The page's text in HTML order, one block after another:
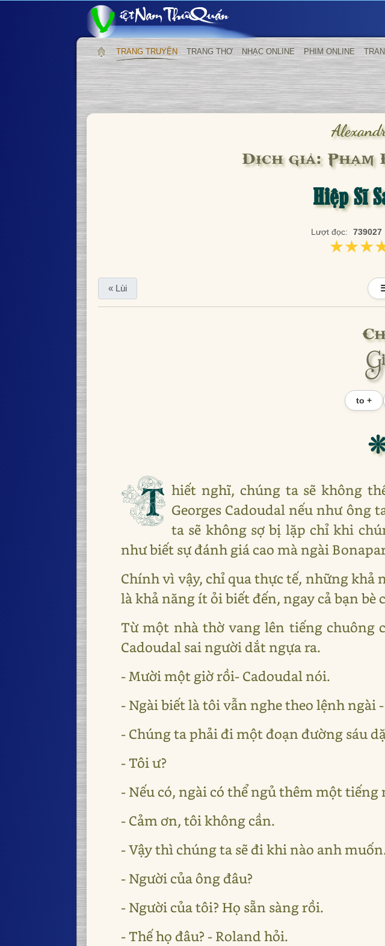
TRANG TRUYỆN TRANG THƠ NHẠC ONLINE PHIM ONLINE
Dịch giả: Phạm
Hiệp Sĩ
Lượt đọc: 739027
« Lùi
to +
T hiết nghĩ, chúng ta sẽ không
Georges Cadoudal nếu như
ta sẽ không sợ bị lặp chỉ khi
như biết sự đánh giá cao mà ngài
Chính vì vậy, chỉ qua thực tế, những khả
là khả năng ít ỏi biết đến, ngay cả bạn bè
Từ một nhà thờ vang lên tiếng chuông
Cadoudal sai người dắt ngựa ra.
- Mười một giờ rồi- Cadoudal nói.
- Ngài biết là tôi vẫn nghe theo lệnh ngài
- Chúng ta phải đi một đoạn đường sáu
- Tôi ư?
- Nếu có, ngài có thể ngủ thêm một tiếng
- Cảm ơn, tôi không cần.
- Vậy thì chúng ta sẽ đi khi nào anh
- Người của ông đâu?
- Người của tôi? Họ sẵn sàng rồi.
- Thế họ đâu? - Roland hỏi.